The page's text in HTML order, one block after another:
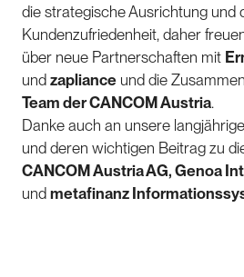
die strategische Ausrichtung und
Kundenzufriedenheit, daher
über neue Partnerschaften mit
und zapliance und die
Team der CANCOM Austria.
Danke auch an unsere
und deren wichtigen Beitrag zu
CANCOM Austria AG, Genoa
und metafinanz